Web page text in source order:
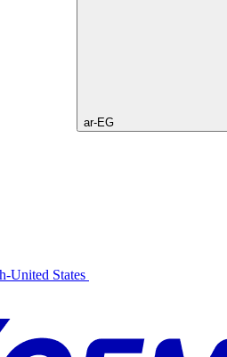
ar-EG
United States